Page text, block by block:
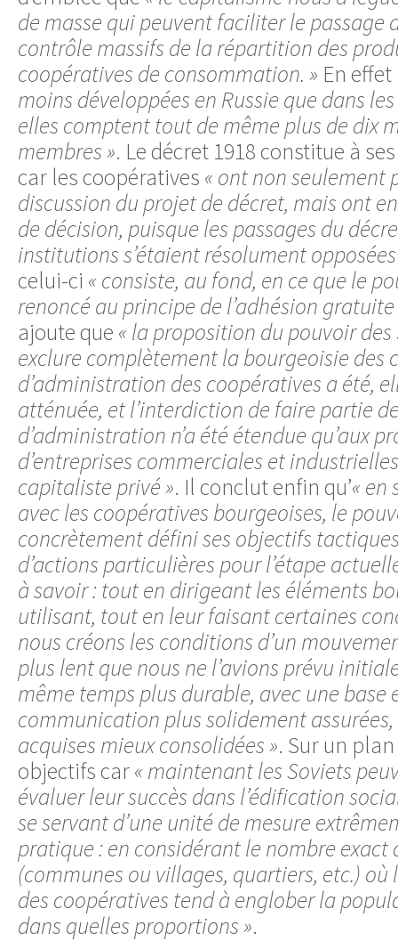
de masse qui peuvent faciliter le passage
contrôle massifs de la répartition des
coopératives de consommation. » En
moins développées en Russie que dans
elles comptent tout de même plus de dix
membres ». Le décret 1918 constitue à
car les coopératives « ont non seulement
discussion du projet de décret, mais ont
de décision, puisque les passages du
institutions s’étaient résolument
celui-ci « consiste, au fond, en ce que le
renoncé au principe de l’adhésion
ajoute que « la proposition du pouvoir
exclure complètement la bourgeoisie des
d’administration des coopératives a été,
atténuée, et l’interdiction de faire partie
d’administration n’a été étendue qu’aux
d’entreprises commerciales et
capitaliste privé ». Il conclut enfin qu’« en
avec les coopératives bourgeoises, le
concrètement défini ses objectifs
d’actions particulières pour l’étape
à savoir : tout en dirigeant les éléments
utilisant, tout en leur faisant certaines
nous créons les conditions d’un
plus lent que nous ne l’avions prévu
même temps plus durable, avec une base
communication plus solidement
acquises mieux consolidées ». Sur un
objectifs car« maintenant les Soviets
évaluer leur succès dans l’édification
se servant d’une unité de mesure
pratique : en considérant le nombre exact
(communes ou villages, quartiers, etc.)
des coopératives tend à englober la
dans quelles proportions ».